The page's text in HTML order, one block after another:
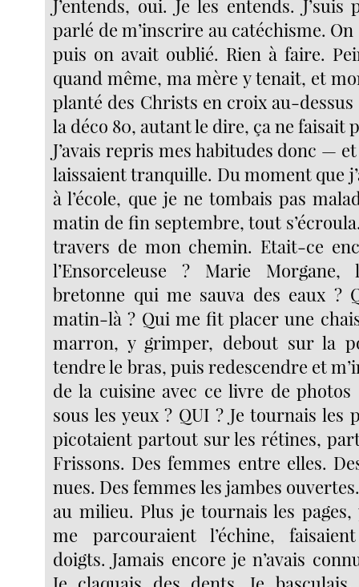
J’entends, oui. Je les entends.
parlé de m’inscrire au catéchisme.
puis on avait oublié. Rien à faire.
quand même, ma mère y tenait, et
planté des Christs en croix au-dessus
la déco 80, autant le dire, ça ne faisait
J’avais repris mes habitudes donc —
laissaient tranquille. Du moment que
à l’école, que je ne tombais pas
matin de fin septembre, tout
travers de mon chemin. Etait-ce
l’Ensorceleuse ? Marie
bretonne qui me sauva des eaux ?
matin-là ? Qui me fit placer une
marron, y grimper, debout sur la
tendre le bras, puis redescendre et
de la cuisine avec ce livre de
sous les yeux ? QUI ? Je tournais les
picotaient partout sur les rétines,
Frissons. Des femmes entre elles.
nues. Des femmes les jambes
au milieu. Plus je tournais les
me parcouraient l’échine,
doigts. Jamais encore je n’avais